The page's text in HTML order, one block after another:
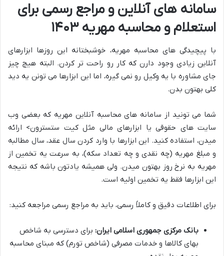
سامانه های آنلاین و مراجع رسمی برای
استعلام و محاسبه مهریه ۱۴۰۳
با پیچیدگی های محاسبه مهریه، خوشبختانه این روزها ابزارهای
آنلاین زیادی وجود دارن که کار رو راحت تر کردن. البته هیچ چیز
جای مشاوره با یه وکیل رو نمی گیره، اما این ابزارها می تونن یه دید
کلی بهتون بدن.
شما می تونید از سامانه های محاسبه آنلاین مهریه که بعضی وب
سایت های حقوقی یا ابزارهای مالی مثل کیت ستسترون> ارائه
میدن، استفاده کنید. این ابزارها با وارد کردن سال عقد، سال مطالبه
و مبلغ مهریه (چه نقدی و چه تعداد سکه)، به سرعت یه تخمین از
مهریه به نرخ روز بهتون میدن. ولی همیشه یادتون باشه که نتیجه
این ابزارها فقط یه تخمین اولیه است.
برای اطلاعات دقیق و کاملاً رسمی، باید به مراجع رسمی مراجعه کنید:
بانک مرکزی جمهوری اسلامی ایران: برای دسترسی به شاخص
بهای کالاها و خدمات مصرفی (شاخص تورم) که مبنای محاسبه